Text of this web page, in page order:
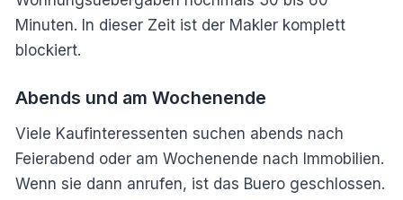
Minuten. In dieser Zeit ist der Makler komplett
blockiert.
Abends und am Wochenende
Viele Kaufinteressenten suchen abends nach
Feierabend oder am Wochenende nach Immobilien.
Wenn sie dann anrufen, ist das Buero geschlossen.